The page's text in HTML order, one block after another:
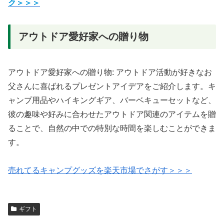
ク＞＞＞
アウトドア愛好家への贈り物
アウトドア愛好家への贈り物: アウトドア活動が好きなお
父さんに喜ばれるプレゼントアイデアをご紹介します。キ
ャンプ用品やハイキングギア、バーベキューセットなど、
彼の趣味や好みに合わせたアウトドア関連のアイテムを贈
ることで、自然の中での特別な時間を楽しむことができま
す。
売れてるキャンプグッズを楽天市場でさがす＞＞＞
ギフト